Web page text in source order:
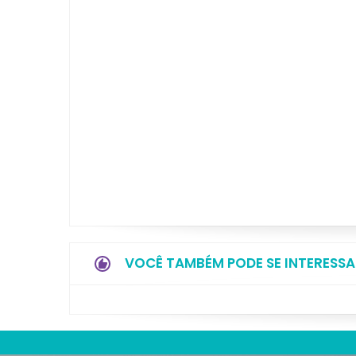
VOCÊ TAMBÉM PODE SE